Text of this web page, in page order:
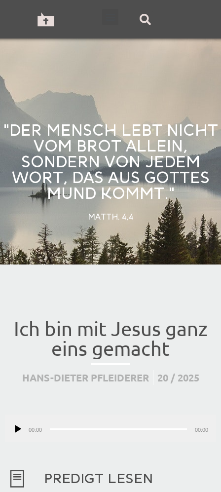
"DER MENSCH LEBT NICHT
VOM BROT ALLEIN,
SONDERN VON JEDEM
WORT, DAS AUS GOTTES
MUND KOMMT."
MATTH. 4,4
Ich bin mit Jesus ganz
eins gemacht
HANS-DIETER PFLEIDERER 20 / 2025
00:00 00:00
PREDIGT LESEN